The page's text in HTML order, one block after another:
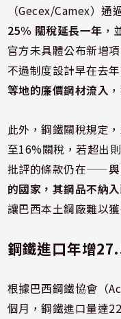
（Gecex/Camex）通
25% 關稅延長一年 ，
官方未具體公布新增
不過制度設計早在去
等地的廉價鋼材流入
此外，鋼鐵關稅規定
至16%關稅，若超出
批評的條款仍在——
的國家，其鋼品不納
讓巴西本土鋼廠難以
鋼鐵進口年增
根據巴西鋼鐵協會（
個月，鋼鐵進口量達